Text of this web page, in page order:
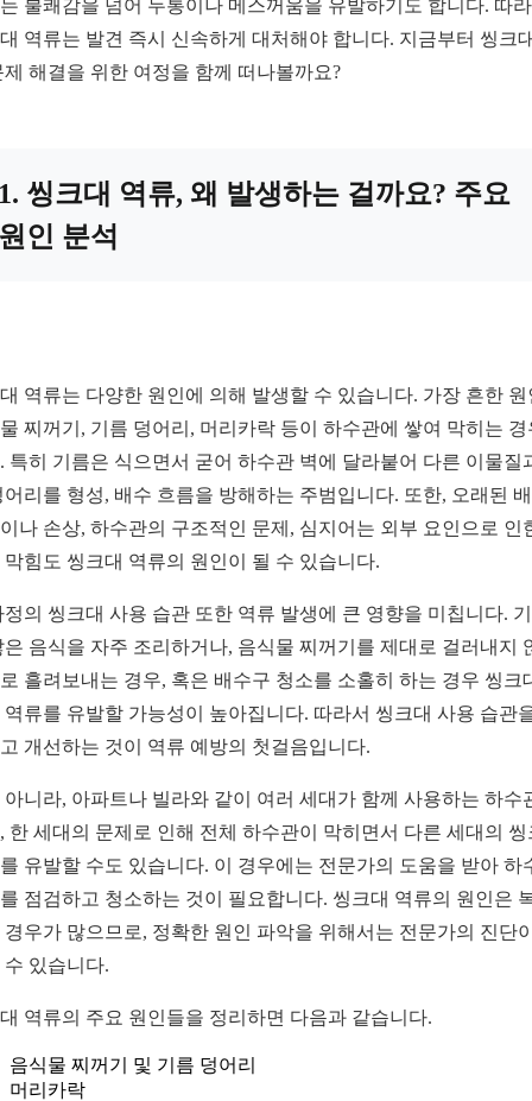
불쾌감을 넘어 두통이나 메스꺼움을 유발하기도 합니다. 따
역류는 발견 즉시 신속하게 대처해야 합니다. 지금부터 씽크
제 해결을 위한 여정을 함께 떠나볼까요?
씽크대 역류, 왜 발생하는 걸까요? 주요
인 분석
역류는 다양한 원인에 의해 발생할 수 있습니다. 가장 흔한 원
찌꺼기, 기름 덩어리, 머리카락 등이 하수관에 쌓여 막히는 경
특히 기름은 식으면서 굳어 하수관 벽에 달라붙어 다른 이물질
어리를 형성, 배수 흐름을 방해하는 주범입니다. 또한, 오래된
나 손상, 하수관의 구조적인 문제, 심지어는 외부 요인으로 인
막힘도 씽크대 역류의 원인이 될 수 있습니다.
정의 씽크대 사용 습관 또한 역류 발생에 큰 영향을 미칩니다.
은 음식을 자주 조리하거나, 음식물 찌꺼기를 제대로 걸러내지
흘려보내는 경우, 혹은 배수구 청소를 소홀히 하는 경우 씽크
역류를 유발할 가능성이 높아집니다. 따라서 씽크대 사용 습관
개선하는 것이 역류 예방의 첫걸음입니다.
아니라, 아파트나 빌라와 같이 여러 세대가 함께 사용하는 하수
한 세대의 문제로 인해 전체 하수관이 막히면서 다른 세대의 씽
유발할 수도 있습니다. 이 경우에는 전문가의 도움을 받아 하
점검하고 청소하는 것이 필요합니다. 씽크대 역류의 원인은
경우가 많으므로, 정확한 원인 파악을 위해서는 전문가의 진단
수 있습니다.
역류의 주요 원인들을 정리하면 다음과 같습니다.
음식물 찌꺼기 및 기름 덩어리
머리카락